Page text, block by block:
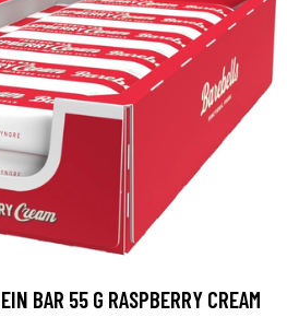
BAR 55 G RASPBERRY CREAM